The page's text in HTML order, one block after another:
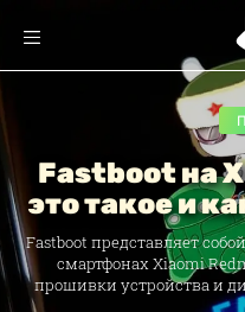
Fastboot на
это такое и
Fastboot представляет
смартфонах Xiaomi
прошивки устройства и